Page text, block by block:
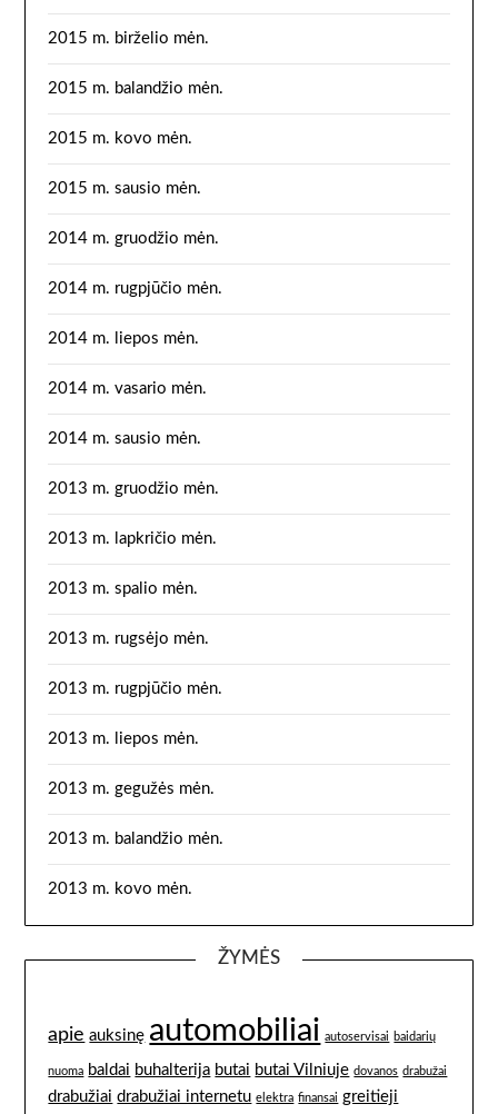
2015 m. birželio mėn.
2015 m. balandžio mėn.
2015 m. kovo mėn.
2015 m. sausio mėn.
2014 m. gruodžio mėn.
2014 m. rugpjūčio mėn.
2014 m. liepos mėn.
2014 m. vasario mėn.
2014 m. sausio mėn.
2013 m. gruodžio mėn.
2013 m. lapkričio mėn.
2013 m. spalio mėn.
2013 m. rugsėjo mėn.
2013 m. rugpjūčio mėn.
2013 m. liepos mėn.
2013 m. gegužės mėn.
2013 m. balandžio mėn.
2013 m. kovo mėn.
ŽYMĖS
apie auksinę automobiliai autoservisai baidarių
nuoma baldai buhalterija butai butai Vilniuje dovanos drabužai
drabužiai drabužiai internetu elektra finansai greitieji